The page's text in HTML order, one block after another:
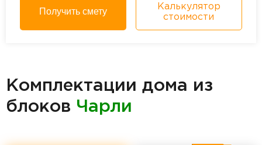
Получить смету
Калькулятор
стоимости
Комплектации дома из
блоков Чарли